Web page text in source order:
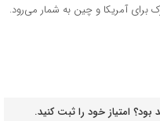
آمریکا و چین به شمار می‌رود.
امتیاز خود را ثبت کنید.